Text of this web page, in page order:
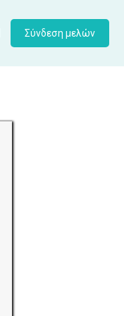
Σύνδεση μελών